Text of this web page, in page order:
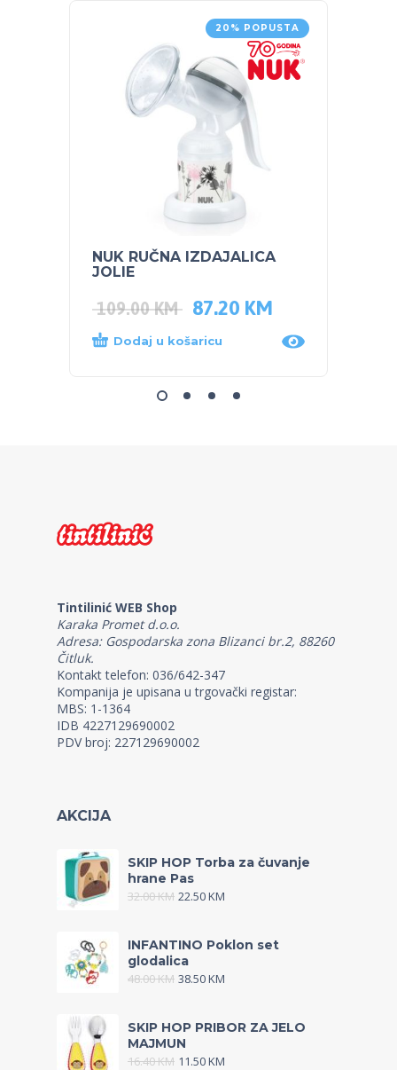
20% POPUSTA
NUK RUČNA IZDAJALICA
JOLIE
109.00KM 87.20 KM
Dodaj u košaricu
Tintilinić WEB Shop
Karaka Promet d.o.o.
Adresa: Gospodarska zona Blizanci br.2, 88260
Čitluk.
Kontakt telefon: 036/642-347
Kompanija je upisana u trgovački registar:
MBS: 1-1364
IDB 4227129690002
PDV broj: 227129690002
AKCIJA
SKIP HOP Torba za čuvanje
hrane Pas
32.00KM 22.50KM
INFANTINO Poklon set
glodalica
48.00KM 38.50KM
SKIP HOP PRIBOR ZA JELO
MAJMUN
16.40KM 11.50KM